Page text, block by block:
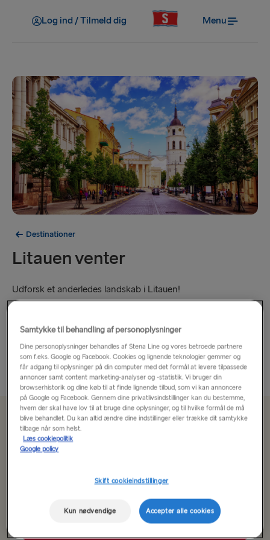
Log ind / Tilmeld dig Menu
Destinationer
Litauen venter
Udforsk et anderledes landskab i Litauen!
perle. Der er stadig masser at se og lave, og landet byder på
en utrolig gæstfrihed – lige hvad du...
Læs mere
Fra 1014 kr for enkeltrejse, bil, chauffør og sæde
Travemünde → Liepāja
TIL SVERIGE
Vælg dato
Samtykke til behandling af personoplysninger
Dine personoplysninger behandles af Stena Line og vores betroede partnere
som f.eks. Google og Facebook. Cookies og lignende teknologier gemmer og
får adgang til oplysninger på din computer med det formål at levere tilpassede
annoncer samt content marketing-analyser og -statistik. Vi bruger din
browserhistorik og dine køb til at finde lignende tilbud, som vi kan annoncere
på Google og Facebook. Gennem dine privatlivsindstillinger kan du bestemme,
hvem der skal have lov til at bruge dine oplysninger, og til hvilke formål de må
blive behandlet. Du kan altid ændre dine indstillinger eller trække dit samtykke
tilbage når som helst.
Læs cookiepolitik
Google policy
Skift cookieindstillinger
Kun nødvendige Accepter alle cookies